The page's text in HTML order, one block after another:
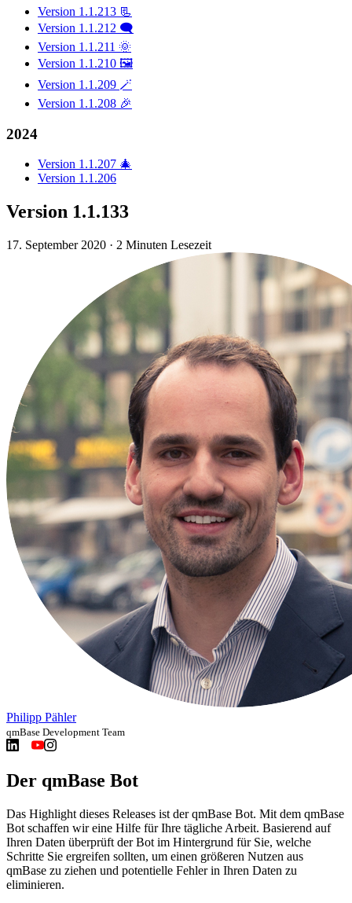
Version 1.1.213 📃
Version 1.1.212 🗨️
Version 1.1.211 🌞
Version 1.1.210 🖼️
Version 1.1.209 🪄
Version 1.1.208 🎉
2024
Version 1.1.207 🎄
Version 1.1.206
Version 1.1.133
17. September 2020 · 2 Minuten Lesezeit
Philipp Pähler
qmBase Development Team
Der qmBase Bot
Das Highlight dieses Releases ist der qmBase Bot. Mit dem qmBase
Bot schaffen wir eine Hilfe für Ihre tägliche Arbeit. Basierend auf
Ihren Daten überprüft der Bot im Hintergrund für Sie, welche
Schritte Sie ergreifen sollten, um einen größeren Nutzen aus
qmBase zu ziehen und potentielle Fehler in Ihren Daten zu
eliminieren.